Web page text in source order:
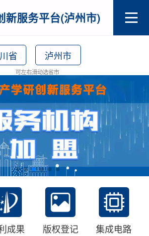
新服务平台(泸州市)
省 泸州市
可左右滑动选省市
成果 版权登记 集成电路